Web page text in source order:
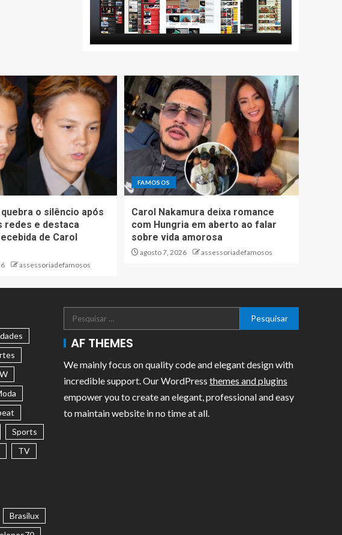
quebra o silêncio após
redes e destaca
de Carol
assessoriadefamosos
FAMOSOS
Carol Nakamura deixa romance
com Hungria em aberto ao falar
sobre vida amorosa
agosto 7, 2026 assessoriadefamosos
Sports
TV
Brasilux
AF THEMES
We mainly focus on quality code and elegant design with
incredible support. Our WordPress themes and plugins
empower you to create an elegant, professional and easy
to maintain website in no time at all.